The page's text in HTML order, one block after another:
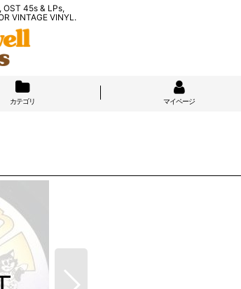
OST 45s & LPs,
VINTAGE VINYL.
カテゴリ マイページ